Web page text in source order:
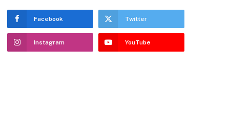
Facebook Twitter
Instagram YouTube